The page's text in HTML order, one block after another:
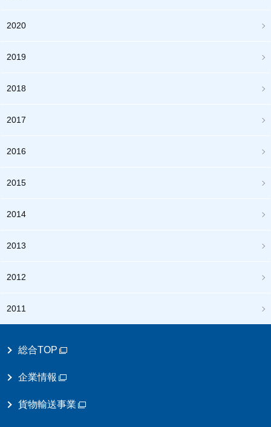
2020
2019
2018
2017
2016
2015
2014
2013
2012
2011
総合TOP
企業情報
貨物輸送事業